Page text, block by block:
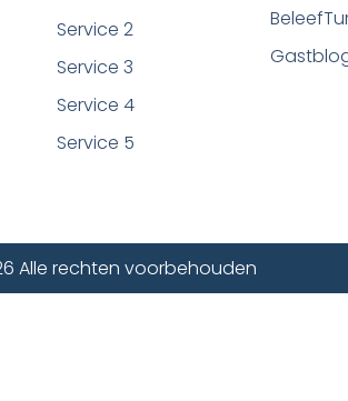
Service 2
Service 3
Service 4
Service 5
Alle rechten voorbehouden